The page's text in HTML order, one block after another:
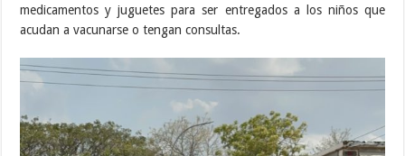
medicamentos y juguetes para ser entregados a los niños que
acudan a vacunarse o tengan consultas.